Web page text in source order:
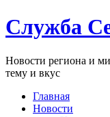
Служба
Новости региона и
тему и вкус
Главная
Новости